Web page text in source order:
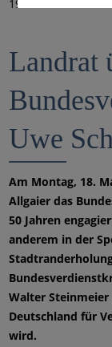
19.05.2026
Landrat
Uwe
Am Montag, 18.
Allgaier das
50 Jahren
anderem in der
Walter
Deutschland für
wird.